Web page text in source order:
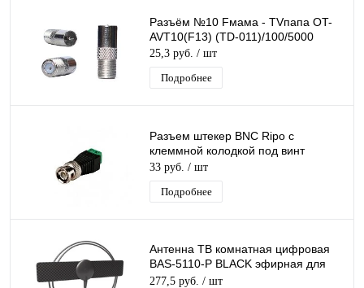
Разъём №10 Fмама - TVпапа OT-
AVT10(F13) (TD-011)/100/5000
25,3 руб. / шт
Подробнее
Разъем штекер BNC Ripo с
клеммной колодкой под винт
33 руб. / шт
Подробнее
Антенна ТВ комнатная цифровая
BAS-5110-P BLACK эфирная для
DVB-T2 телевидения (в пакете)
277,5 руб. / шт